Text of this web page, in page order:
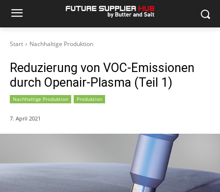
Start Nachhaltige Produktion
Reduzierung von VOC-Emissionen
durch Openair-Plasma (Teil 1)
Nachhaltige Produktion Produktion
7. April 2021